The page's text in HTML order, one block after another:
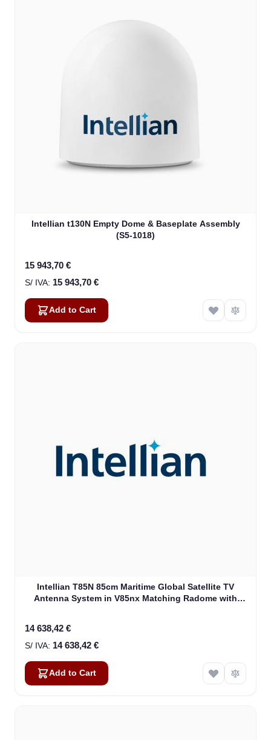
Intellian t130N Empty Dome & Baseplate Assembly
(S5-1018)
15 943,70 €
15 943,70 €
Add to Cart
Intellian T85N 85cm Maritime Global Satellite TV
Antenna System in V85nx Matching Radome with
14 638,42 €
14 638,42 €
Add to Cart